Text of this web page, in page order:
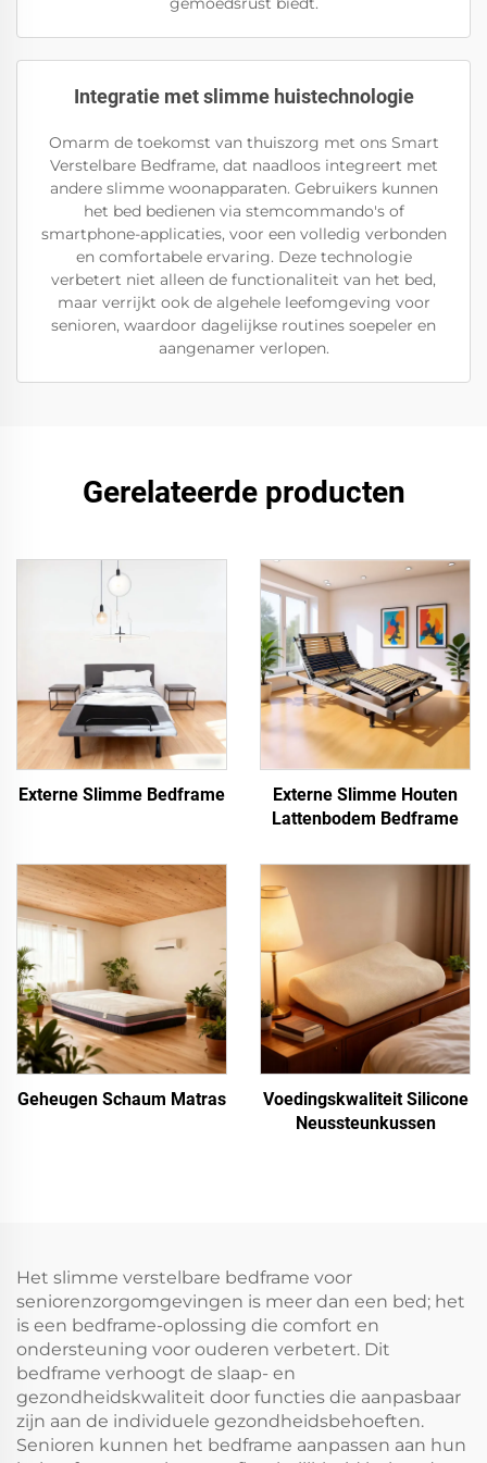
Integratie met slimme huistechnologie
Omarm de toekomst van thuiszorg met ons Smart
Verstelbare Bedframe, dat naadloos integreert met
andere slimme woonapparaten. Gebruikers kunnen
het bed bedienen via stemcommando's of
smartphone-applicaties, voor een volledig verbonden
en comfortabele ervaring. Deze technologie
verbetert niet alleen de functionaliteit van het bed,
maar verrijkt ook de algehele leefomgeving voor
senioren, waardoor dagelijkse routines soepeler en
aangenamer verlopen.
Gerelateerde producten
Externe Slimme Bedframe
Externe Slimme Houten
Lattenbodem Bedframe
Geheugen Schaum Matras
Voedingskwaliteit Silicone
Neussteunkussen
Het slimme verstelbare bedframe voor
seniorenzorgomgevingen is meer dan een bed; het
is een bedframe-oplossing die comfort en
ondersteuning voor ouderen verbetert. Dit
bedframe verhoogt de slaap- en
gezondheidskwaliteit door functies die aanpasbaar
zijn aan de individuele gezondheidsbehoeften.
Senioren kunnen het bedframe aanpassen aan hun